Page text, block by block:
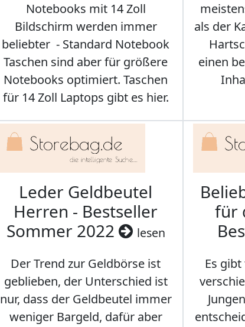
Notebooks mit 14 Zoll
Bildschirm werden immer
beliebter - Standard Notebook
Taschen sind aber für größere
Notebooks optimiert. Taschen
für 14 Zoll Laptops gibt es hier.
als der
einen
Leder Geldbeutel
Herren - Bestseller
Sommer 2022
lesen
Der Trend zur Geldbörse ist
geblieben, der Unterschied ist
nur, dass der Geldbeutel immer
weniger Bargeld, dafür aber
für
Es